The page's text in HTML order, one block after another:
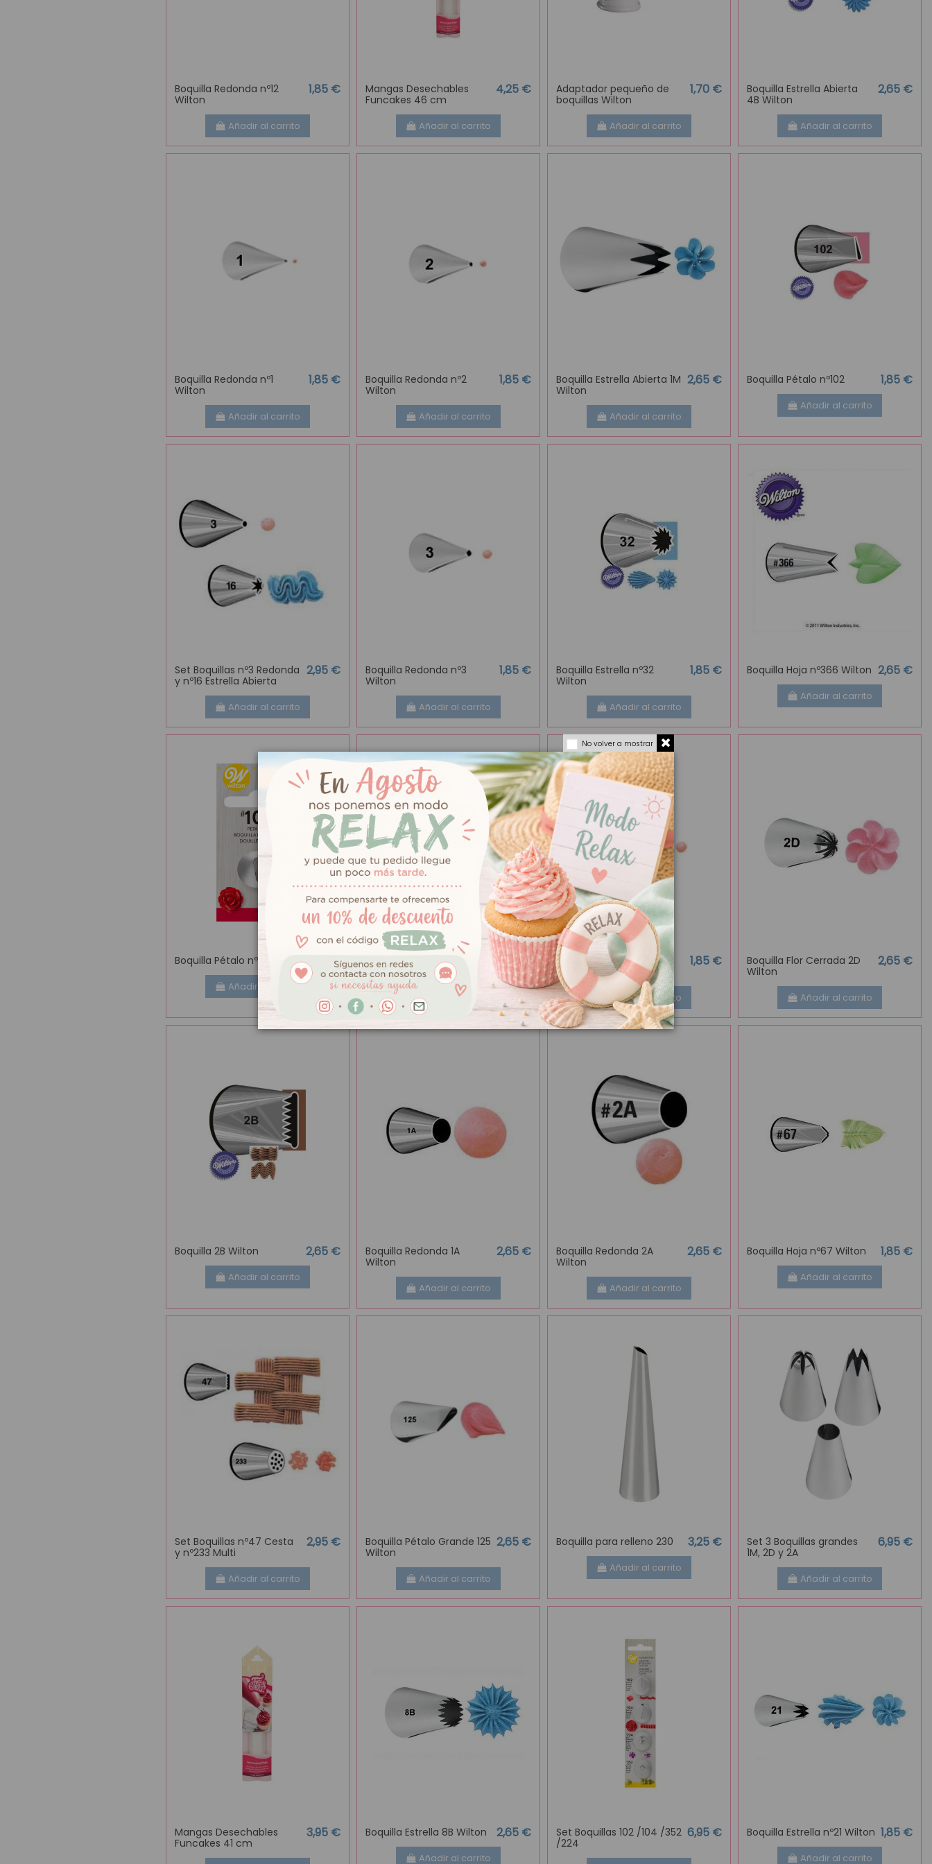
Boquilla Redonda nº12
Wilton
1,85 €
Añadir al carrito
Mangas Desechables
Funcakes 46 cm
4,25 €
Añadir al carrito
Adaptador pequeño de
boquillas Wilton
1,70 €
Añadir al carrito
Boquilla Estrella Abierta
4B Wilton
2,65 €
Añadir al carrito
Boquilla Redonda nº1
Wilton
1,85 €
Añadir al carrito
Boquilla Redonda nº2
Wilton
1,85 €
Añadir al carrito
Boquilla Estrella Abierta 1M
Wilton
2,65 €
Añadir al carrito
Boquilla Pétalo nº102 1,85 €
Añadir al carrito
Set Boquillas nº3 Redonda
y nº16 Estrella Abierta
2,95 €
Añadir al carrito
Boquilla Redonda nº3
Wilton
1,85 €
Añadir al carrito
Boquilla Estrella nº32
Wilton
1,85 €
Añadir al carrito
Boquilla Hoja nº366 Wilton 2,65 €
Añadir al carrito
Boquilla Pétalo nº103 1,85 €
Añadir al carrito
Boquilla Hoja nº352 Wilton 2,65 €
Añadir al carrito
Boquilla Redonda nº4
Wilton
1,85 €
Añadir al carrito
Boquilla Flor Cerrada 2D
Wilton
2,65 €
Añadir al carrito
Boquilla 2B Wilton 2,65 €
Añadir al carrito
Boquilla Redonda 1A
Wilton
2,65 €
Añadir al carrito
Boquilla Redonda 2A
Wilton
2,65 €
Añadir al carrito
Boquilla Hoja nº67 Wilton 1,85 €
Añadir al carrito
Set Boquillas nº47 Cesta
y nº233 Multi
2,95 €
Añadir al carrito
Boquilla Pétalo Grande 125
Wilton
2,65 €
Añadir al carrito
Boquilla para relleno 230 3,25 €
Añadir al carrito
Set 3 Boquillas grandes
1M, 2D y 2A
6,95 €
Añadir al carrito
Mangas Desechables
Funcakes 41 cm
3,95 € Boquilla Estrella 8B Wilton 2,65 €
Añadir al carrito
Set Boquillas 102 /104 /352
/224
6,95 € Boquilla Estrella nº21 Wilton 1,85 €
Añadir al carrito
No volver a mostrar